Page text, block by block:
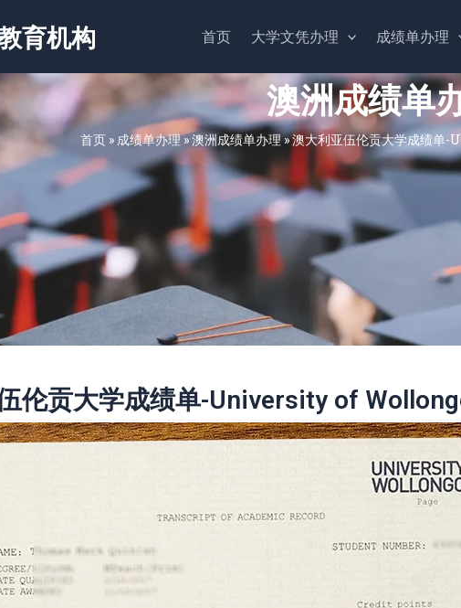
育机构 首页 大学文凭办理 成绩单办理
澳洲成绩单
首页 » 成绩单办理»澳洲成绩单办理»澳大利亚伍伦贡大学成绩
伦贡大学成绩单-University of